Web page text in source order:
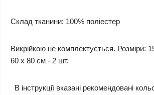
Склад тканини: 100% поліестер
Викрійкою не комплектується. Розміри:
60 х 80 см - 2 шт.
В інструкції вказані рекомендовані